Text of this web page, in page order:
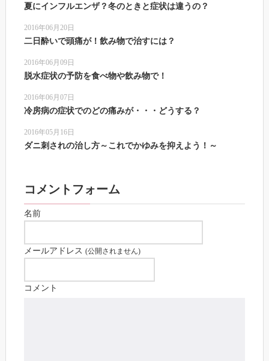
夏にインフルエンザ？冬のときと症状は違うの？
2016年06月20日
二日酔いで頭痛が！飲み物で治すには？
2016年06月09日
脱水症状の予防を食べ物や飲み物で！
2016年06月07日
冷房病の症状でのどの痛みが・・・どうする？
2016年05月16日
ダニ刺されの治し方～これでかゆみを抑えよう！～
コメントフォーム
名前
メールアドレス (公開されません)
コメント